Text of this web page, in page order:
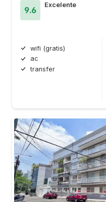
9.6
Excelente
wifi (gratis)
ac
transfer